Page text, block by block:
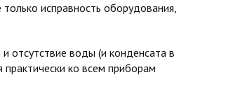
исправность оборудования,
отсутствие воды (и конденсата в
практически ко всем приборам